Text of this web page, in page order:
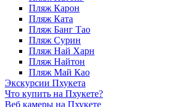
Пляж Карон
Пляж Ката
Пляж Банг Тао
Пляж Сурин
Пляж Най Харн
Пляж Найтон
Пляж Май Као
Экскурсии Пхукета
Что купить на Пхукете?
Веб камеры на Пхукете